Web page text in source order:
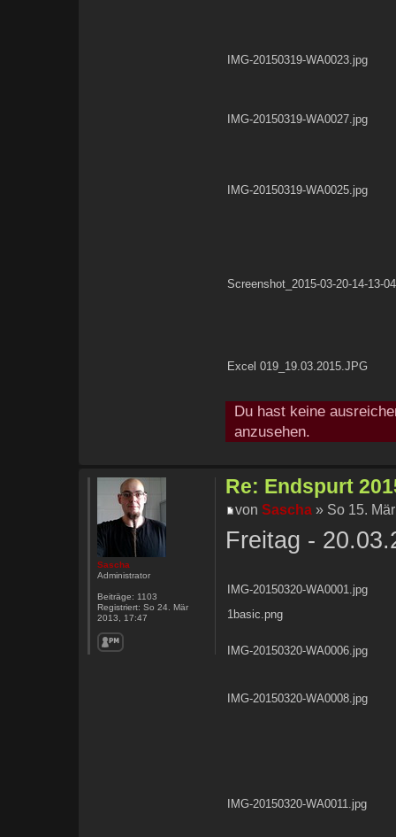
IMG-20150319-WA0023.jpg
IMG-20150319-WA0027.jpg
IMG-20150319-WA0025.jpg
Screenshot_2015-03-20-14-13-
Excel 019_19.03.2015.JPG
Du hast keine
anzusehen.
Re: Endspurt
vonSascha » So 15.
Freitag -
IMG-20150320-WA0001.jpg
1basic.png
IMG-20150320-WA0006.jpg
IMG-20150320-WA0008.jpg
IMG-20150320-WA0011.jpg
Sascha
Administrator
Beiträge: 1103
Registriert: So 24. Mär
2013, 17:47